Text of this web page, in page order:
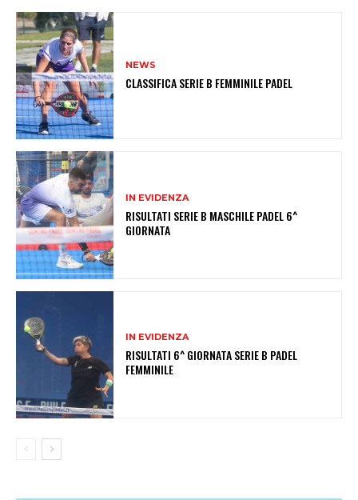
NEWS
CLASSIFICA SERIE B FEMMINILE PADEL
IN EVIDENZA
RISULTATI SERIE B MASCHILE PADEL 6^
GIORNATA
IN EVIDENZA
RISULTATI 6^ GIORNATA SERIE B PADEL
FEMMINILE